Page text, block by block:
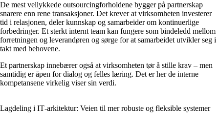
De mest vellykkede outsourcingforholdene bygger på partnerskap
snarere enn rene transaksjoner. Det krever at virksomheten investerer
tid i relasjonen, deler kunnskap og samarbeider om kontinuerlige
forbedringer. Et sterkt internt team kan fungere som bindeledd mellom
forretningen og leverandøren og sørge for at samarbeidet utvikler seg i
takt med behovene.
Et partnerskap innebærer også at virksomheten tør å stille krav – men
samtidig er åpen for dialog og felles læring. Det er her de interne
kompetansene virkelig viser sin verdi.
Lagdeling i IT‑arkitektur: Veien til mer robuste og fleksible systemer